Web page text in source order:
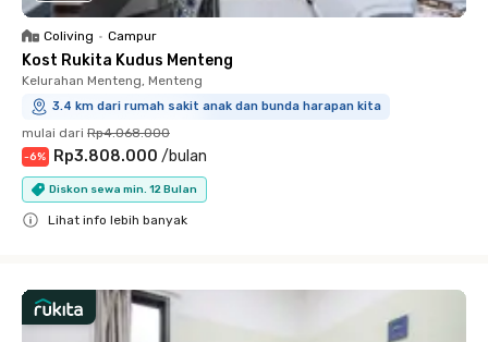
Coliving • Campur
Kost Rukita Kudus Menteng
Kelurahan Menteng, Menteng
3.4 km dari rumah sakit anak dan bunda harapan kita
mulai dari Rp4.068.000
-6% Rp3.808.000 /bulan
Diskon sewa min. 12 Bulan
Lihat info lebih banyak